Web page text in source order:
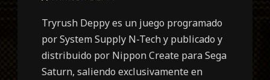
Tryrush Deppy es un juego programado
por System Supply N-Tech y publicado y
distribuido por Nippon Create para Sega
Saturn, saliendo exclusivamente en